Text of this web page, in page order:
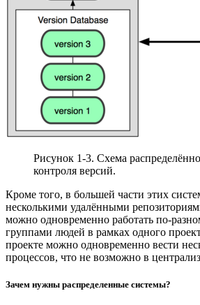
Рисунок 1-3. Схема
контроля версий.
Кроме того, в большей части этих
несколькими удалёнными
можно одновременно работать по-
группами людей в рамках одного
проекте можно одновременно вести
процессов, что не возможно в
Зачем нужны распределенные системы?